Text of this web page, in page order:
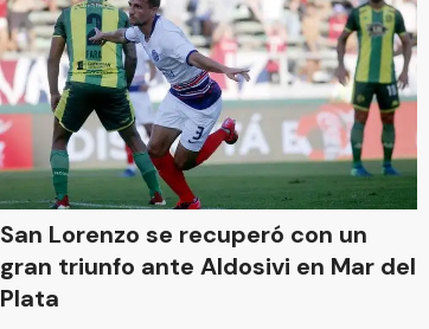
San Lorenzo se recuperó con un
gran triunfo ante Aldosivi en Mar del
Plata